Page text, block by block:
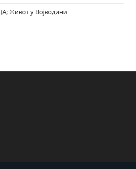
Живот у Војводини